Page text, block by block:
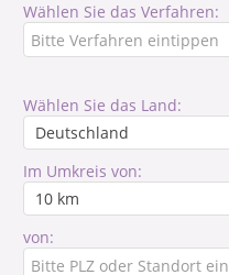
Wählen Sie das Verfahren:
Wählen Sie das Land:
Im Umkreis von:
von: